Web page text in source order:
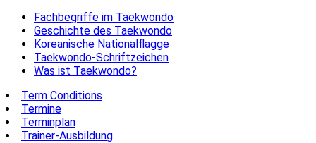
Fachbegriffe im Taekwondo
Geschichte des Taekwondo
Koreanische Nationalflagge
Taekwondo-Schriftzeichen
Was ist Taekwondo?
Term Conditions
Termine
Terminplan
Trainer-Ausbildung